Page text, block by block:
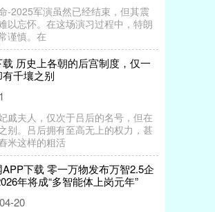
-2025军演虽然已经结束，但其震
以忘怀。在这场演习过程中，特朗
谨慎。在
历史上各朝的后宫制度，仅一
千壤之别
戚夫人，仅次于吕后的名号，但在
别。吕后拥有至高无上的权力，甚
米这样的粗活
下载 零一万物发布万智2.5企
年将成“多智能体上岗元年”
04-20